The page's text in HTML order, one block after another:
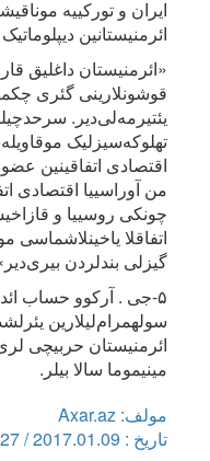
ایران و تورکییه
ائرمنیستانین
«ائرمنیستان داغلیق
قوشونلارینی گئری
یئتیرمه‌لی‌دیر.
تهلوکه‌سیزلیک
اقتصادی اتفاقینین
من آوراسییا اقتصادی
چونکی روسییا و
اتفاقلا یاخینلاشماسی
گیزلی بندلردن
۵-جی . آرکوو حساب
سولهمرام‌لیلارین
ائرمنیستان حربیچی
مینیموما سالا بیلر.
مولف: Axar.az
تاریخ : 2017.01.09 / 17:27